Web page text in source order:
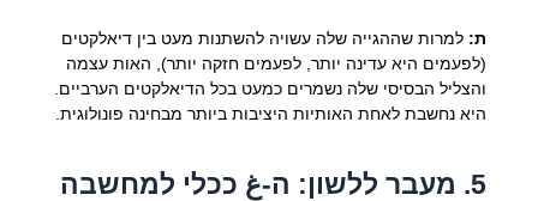
ת: למרות שההגייה שלה עשויה להשתנות מעט בין דיאלקטים
(לפעמים היא עדינה יותר, לפעמים חזקה יותר), האות עצמה
והצליל הבסיסי שלה נשמרים כמעט בכל הדיאלקטים הערביים.
היא נחשבת לאחת האותיות היציבות ביותר מבחינה פונולוגית.
5. מעבר ללשון: ה-غ ככלי למחשבה